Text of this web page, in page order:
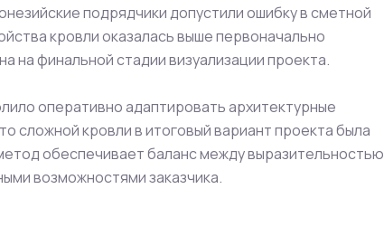
подрядчики допустили ошибку в сметной
кровли оказалась выше первоначально
на финальной стадии визуализации проекта.
оперативно адаптировать архитектурные
сложной кровли в итоговый вариант проекта была
обеспечивает баланс между выразительностью
возможностями заказчика.